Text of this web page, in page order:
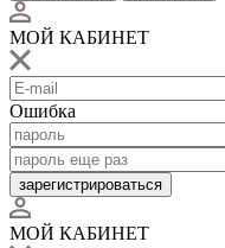
МОЙ КАБИНЕТ
Ошибка
зарегистрироваться
МОЙ КАБИНЕТ